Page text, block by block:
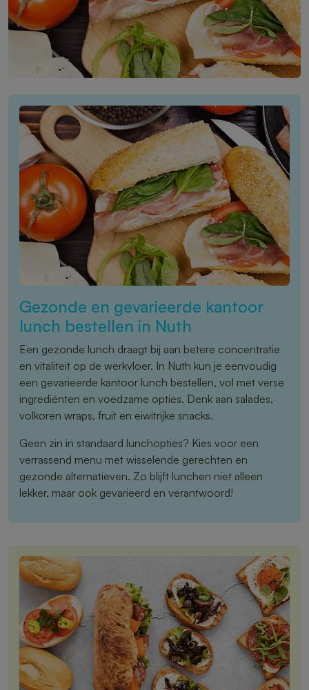
Gezonde en gevarieerde kantoor
lunch bestellen in Nuth
Een gezonde lunch draagt bij aan betere concentratie
en vitaliteit op de werkvloer. In Nuth kun je eenvoudig
een gevarieerde kantoor lunch bestellen, vol met verse
ingrediënten en voedzame opties. Denk aan salades,
volkoren wraps, fruit en eiwitrijke snacks.
Geen zin in standaard lunchopties? Kies voor een
verrassend menu met wisselende gerechten en
gezonde alternatieven. Zo blijft lunchen niet alleen
lekker, maar ook gevarieerd en verantwoord!